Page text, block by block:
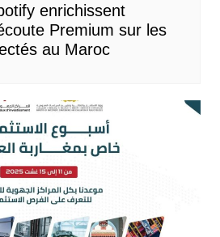
enrichissent
Premium sur les
au Maroc